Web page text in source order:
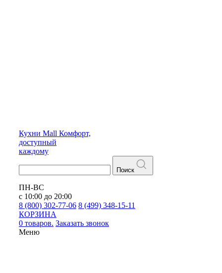
Кухни Mall Комфорт,
доступный
каждому
Поиск
ПН-ВС
с 10:00 до 20:00
8 (800) 302-77-06 8 (499) 348-15-11
КОРЗИНА
0 товаров. Заказать звонок
Меню